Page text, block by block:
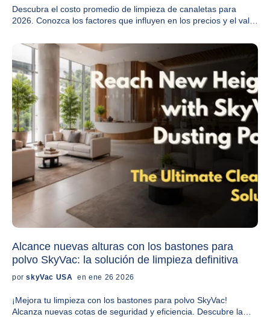
Descubra el costo promedio de limpieza de canaletas para
2026. Conozca los factores que influyen en los precios y el valor
Alcance nuevas alturas con los bastones para
polvo SkyVac: la solución de limpieza definitiva
porskyVac USA en ene 26 2026
¡Mejora tu limpieza con los bastones para polvo SkyVac!
Alcanza nuevas cotas de seguridad y eficiencia. Descubre la